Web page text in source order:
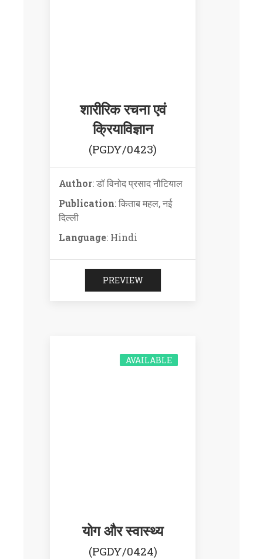
शारीरिक रचना एवं
क्रियाविज्ञान
(PGDY/0423)
Author: डॉ विनोद प्रसाद नौटियाल
Publication: किताब महल, नई
दिल्ली
Language: Hindi
PREVIEW
योग और स्वास्थ्य
(PGDY/0424)
AVAILABLE